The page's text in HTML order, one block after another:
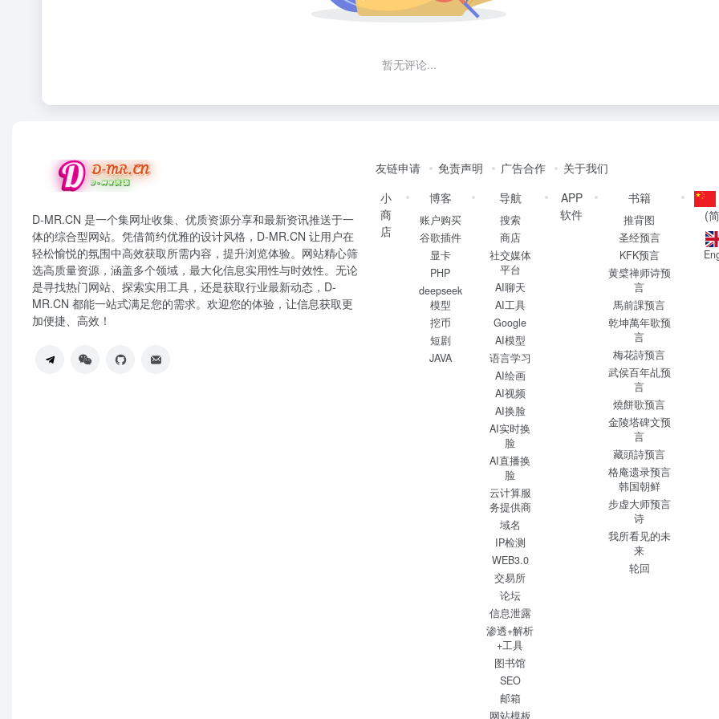
暂无评论...
D-MR.CN 是一个集网址收集、优质资源分享和最新资讯推送于一
体的综合型网站。凭借简约优雅的设计风格，D-MR.CN 让用户在
轻松愉悦的氛围中高效获取所需内容，提升浏览体验。网站精心筛
选高质量资源，涵盖多个领域，最大化信息实用性与时效性。无论
是寻找热门网站、探索实用工具，还是获取行业最新动态，D-
MR.CN 都能一站式满足您的需求。欢迎您的体验，让信息获取更
加便捷、高效！
友链申请 免责声明 广告合作
关于我们
小
商
店
博客
账户购买
谷歌插件
显卡
PHP
deepseek
模型
挖币
短剧
JAVA
导航
搜索
商店
社交媒体
平台
AI聊天
AI工具
Google
AI模型
语言学习
AI绘画
AI视频
AI换脸
AI实时换
脸
AI直播换
脸
云计算服
务提供商
域名
IP检测
WEB3.0
交易所
论坛
信息泄露
渗透+解析
+工具
图书馆
SEO
邮箱
网站模板
APP
软件
书籍
推背图
圣经预言
KFK预言
黄檗禅师诗预
言
馬前課预言
乾坤萬年歌预
言
梅花詩预言
武侯百年乩预
言
燒餅歌预言
金陵塔碑文预
言
藏頭詩预言
格庵遗录预言
韩国朝鲜
步虚大师预言
诗
我所看见的未
来
轮回
(